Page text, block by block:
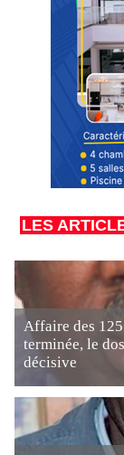
LES
Affaire des
terminée, le
décisive